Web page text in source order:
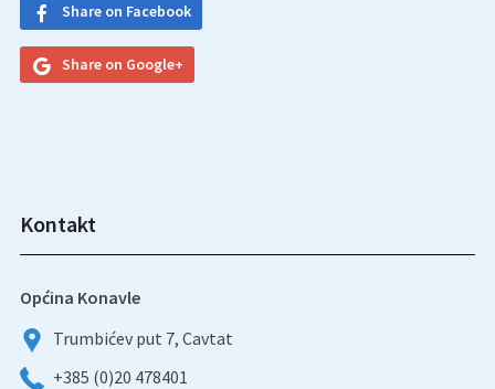
Share on Facebook
Share on Google+
Kontakt
Općina Konavle
Trumbićev put 7, Cavtat
+385 (0)20 478401